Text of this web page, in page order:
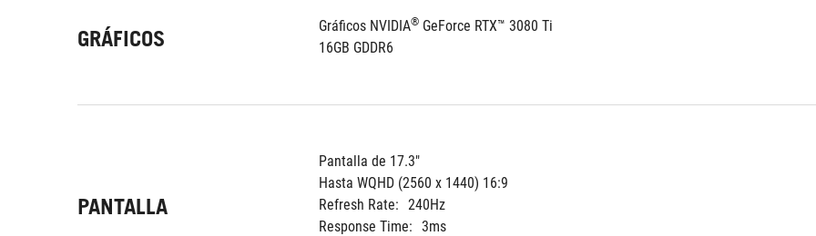
GRÁFICOS Gráficos NVIDIA® GeForce RTX™ 3080 Ti
16GB GDDR6
PANTALLA
Pantalla de 17.3"
Hasta WQHD (2560 x 1440) 16:9
Refresh Rate: 240Hz
Response Time: 3ms